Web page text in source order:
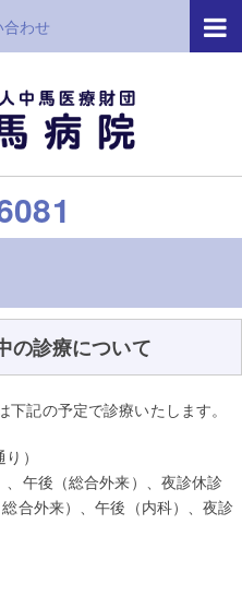
わせ
の診療について
記の予定で診療いたします。
）
後（総合外来）、夜診休診
外来）、午後（内科）、夜診